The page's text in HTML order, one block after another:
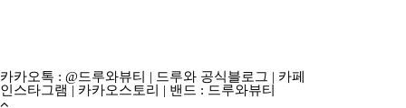
카카오톡 : @드루와뷰티 | 드루와 공식블로그 | 카페
인스타그램 | 카카오스토리 | 밴드 : 드루와뷰티